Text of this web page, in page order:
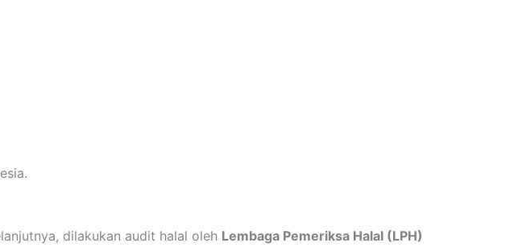
dilakukan audit halal oleh Lembaga Pemeriksa Halal (LPH)